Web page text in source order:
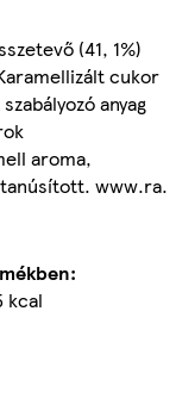
(41, 1%)
cukor
anyag
aroma,
www.ra.
kcal